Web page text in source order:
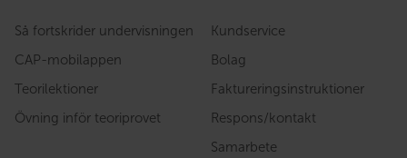
Så fortskrider undervisningen
CAP-mobilappen
Teorilektioner
Övning inför teoriprovet
Kundservice
Bolag
Faktureringsinstruktioner
Respons/kontakt
Samarbete